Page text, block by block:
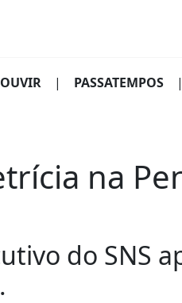
OUVIR (CURRENT)
| PASSATEMPOS |
na
do SNS